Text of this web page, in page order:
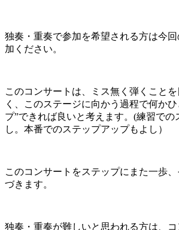
独奏・重奏で参加を希望される方は今
加ください。
このコンサートは、ミス無く弾くこと
く、このステージに向かう過程で何か
プ”できれば良いと考えます。(練習での
し。本番でのステップアップもよし）
このコンサートをステップにまた一歩
づきます。
独奏・重奏が難しいと思われる方は、